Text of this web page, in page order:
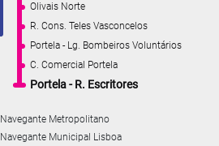
Olivais Norte
R. Cons. Teles Vasconcelos
Portela - Lg. Bombeiros Voluntários
C. Comercial Portela
Portela - R. Escritores
Navegante Metropolitano
Navegante Municipal Lisboa